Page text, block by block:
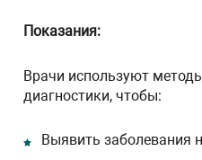
Показания:
Врачи используют
диагностики, чтобы:
Выявить заболевания